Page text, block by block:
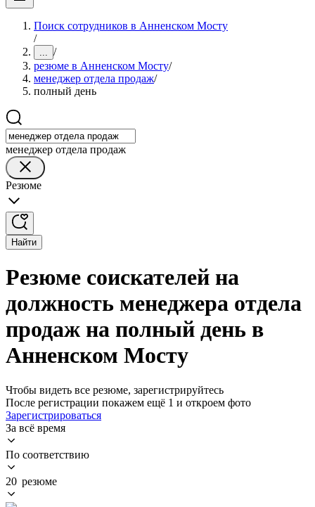
Поиск сотрудников в Анненском Мосту
/
... /
резюме в Анненском Мосту/
менеджер отдела продаж/
полный день
менеджер отдела продаж
Резюме
Найти
Резюме соискателей на
должность менеджера отдела
продаж на полный день в
Анненском Мосту
Чтобы видеть все резюме, зарегистрируйтесь
После регистрации покажем ещё 1 и откроем фото
Зарегистрироваться
За всё время
По соответствию
20 резюме